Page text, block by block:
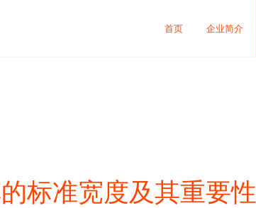
首页 企业简介
标准宽度及其重要性